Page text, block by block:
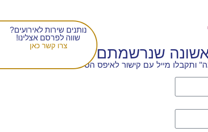
שנרשמתם
מייל עם קישור לאיפס הסיסמה.
נותנים שירות לאירועים?
שווה לפרסם אצלינו!
צרו קשר כאן